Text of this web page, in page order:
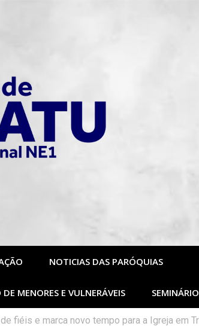
NOTICIAS DAS PARÓQUIAS
MENORES E VULNERÁVEIS SEMINÁRIO